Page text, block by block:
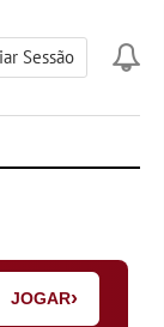
Sessão
JOGAR›